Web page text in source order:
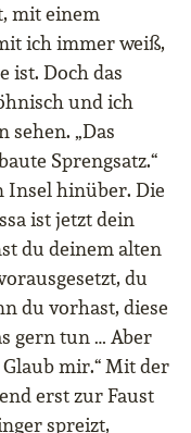
mit einem
ich immer weiß,
ist. Doch das
und ich
sehen. „Das
Sprengsatz.“
Insel hinüber. Die
ist jetzt dein
du deinem alten
du
du vorhast, diese
gern tun … Aber
mir.“ Mit der
erst zur Faust
spreizt,